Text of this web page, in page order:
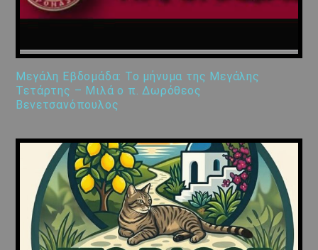
Μεγάλη Εβδομάδα: Το μήνυμα της Μεγάλης
Τετάρτης – Μιλά ο π. Δωρόθεος
Βενετσανόπουλος